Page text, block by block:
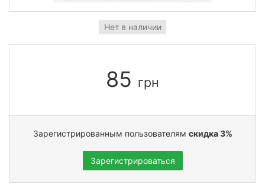
Нет в наличии
85 грн
Зарегистрированным пользователям скидка 3%
Зарегистрироваться